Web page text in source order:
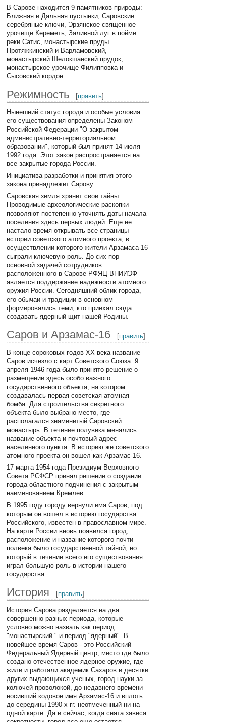
В Сарове находится 9 памятников природы:
Ближняя и Дальняя пустынки, Саровские
серебряные ключи, Эрзянское священное
урочище Кереметь, Заливной луг в пойме
реки Сатис, монастырские пруды
Протяжкинский и Варламовский,
монастырский Шелокшанский прудок,
монастырское урочище Филипповка и
Сысовский кордон.
Режимность [править]
Нынешний статус города и особые условия
его существования определены Законом
Российской Федерации "О закрытом
административно-территориальном
образовании", который был принят 14 июля
1992 года. Этот закон распространяется на
все закрытые города России.
Инициатива разработки и принятия этого
закона принадлежит Сарову.
Саровская земля хранит свои тайны.
Проводимые археологические раскопки
позволяют постепенно уточнять даты начала
поселения здесь первых людей. Еще не
настало время открывать все страницы
истории советского атомного проекта, в
осуществлении которого жители Арзамаса-16
сыграли ключевую роль. До сих пор
основной задачей сотрудников
расположенного в Сарове РФЯЦ-ВНИИЭФ
является поддержание надежности атомного
оружия России. Сегодняшний облик города,
его обычаи и традиции в основном
формировались теми, кто приехал сюда
создавать ядерный щит нашей Родины.
Саров и Арзамас-16 [править]
В конце сороковых годов ХХ века название
Саров исчезло с карт Советского Союза. 9
апреля 1946 года было принято решение о
размещении здесь особо важного
государственного объекта, на котором
создавалась первая советская атомная
бомба. Для строительства секретного
объекта было выбрано место, где
располагался знаменитый Саровский
монастырь. В течение полувека менялись
название объекта и почтовый адрес
населенного пункта. В историю же советского
атомного проекта он вошел как Арзамас-16.
17 марта 1954 года Президиум Верховного
Совета РСФСР принял решение о создании
города областного подчинения с закрытым
наименованием Кремлев.
В 1995 году городу вернули имя Саров, под
которым он вошел в историю государства
Российского, известен в православном мире.
На карте России вновь появился город,
расположение и название которого почти
полвека было государственной тайной, но
который в течение всего его существования
играл большую роль в истории нашего
государства.
История [править]
История Сарова разделяется на два
совершенно разных периода, которые
условно можно назвать как период
"монастырский " и период "ядерный". В
новейшее время Саров - это Российский
Федеральный Ядерный центр, место где было
создано отечественное ядерное оружие, где
жили и работали академик Сахаров и десятки
других выдающихся ученых, город науки за
колючей проволокой, до недавнего времени
носивший кодовое имя Арзамас-16 и вплоть
до середины 1990-х гг. неотмеченный ни на
одной карте. Да и сейчас, когда снята завеса